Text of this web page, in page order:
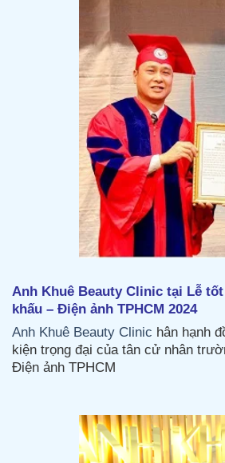
Anh Khuê Beauty Clinic tại Lễ
khấu – Điện ảnh TPHCM 2024
Anh Khuê Beauty Clinic hân hạnh
kiện trọng đại của tân cử nhân
Điện ảnh TPHCM